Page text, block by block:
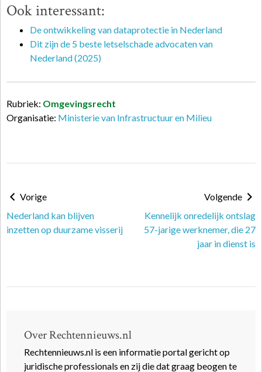
Ook interessant:
De ontwikkeling van dataprotectie in Nederland
Dit zijn de 5 beste letselschade advocaten van
Nederland (2025)
Rubriek: Omgevingsrecht
Organisatie: Ministerie van Infrastructuur en Milieu
Vorige
Nederland kan blijven
inzetten op duurzame visserij
Volgende
Kennelijk onredelijk ontslag
57-jarige werknemer, die 27
jaar in dienst is
Over Rechtennieuws.nl
Rechtennieuws.nl is een informatie portal gericht op
juridische professionals en zij die dat graag beogen te